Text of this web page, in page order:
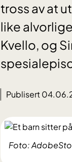
tross av at
like
Kvello, og
Publisert
Foto: